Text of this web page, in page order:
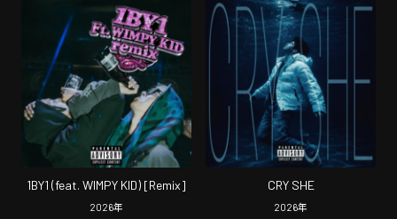
1BY1 (feat. WIMPY KID) [Remix]
2026年
CRY SHE
2026年